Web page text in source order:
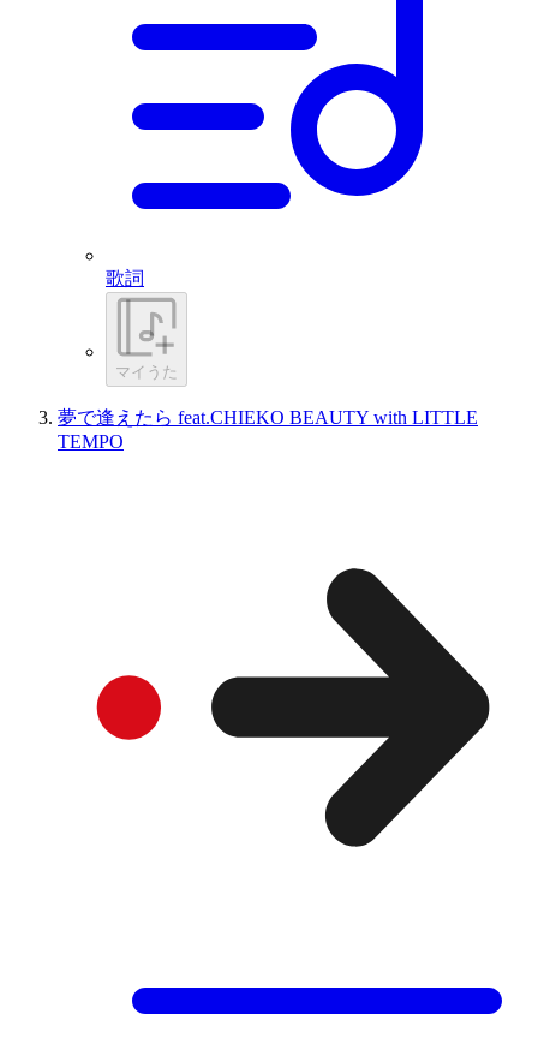
歌詞
マイうた
夢で逢えたら feat.CHIEKO BEAUTY with LITTLE
TEMPO